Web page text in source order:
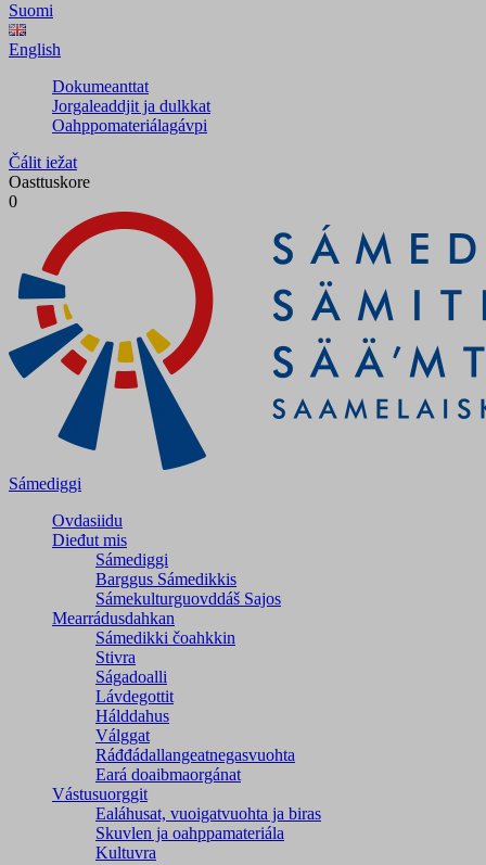
Suomi
English
Dokumeanttat
Jorgaleaddjit ja dulkkat
Oahppomateriálagávpi
Čálit iežat
Oasttuskore
0
Sámediggi
Ovdasiidu
Dieđut mis
Sámediggi
Barggus Sámedikkis
Sámekulturguovddáš Sajos
Mearrádusdahkan
Sámedikki čoahkkin
Stivra
Ságadoalli
Lávdegottit
Hálddahus
Válggat
Ráđđádallangeatnegas­vuohta
Eará doaibmaorgánat
Vástusuorggit
Ealáhusat, vuoigatvuohta ja biras
Skuvlen ja oahppamateriála
Kultuvra